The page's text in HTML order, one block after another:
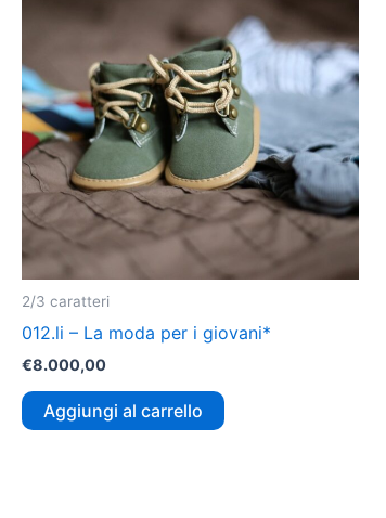
2/3 caratteri
012.li – La moda per i giovani*
€8.000,00
Aggiungi al carrello